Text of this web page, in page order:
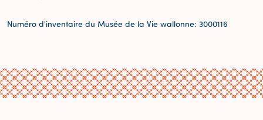
Numéro d'inventaire du Musée de la Vie wallonne: 3000116